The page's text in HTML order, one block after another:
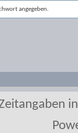
angegeben.